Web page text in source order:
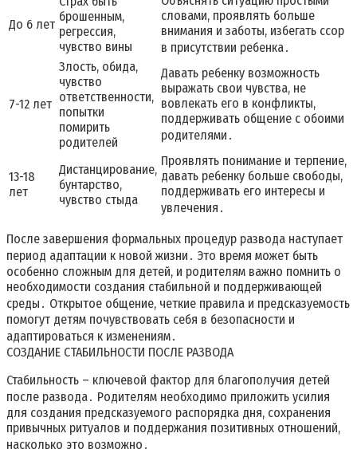
До 6 лет
брошенным,
регрессия,
чувство вины
словами, проявлять больше
внимания и заботы, избегать ссор
в присутствии ребенка․
7-12 лет
Злость, обида,
чувство
ответственности,
попытки
помирить
родителей
Давать ребенку возможность
выражать свои чувства, не
вовлекать его в конфликты,
поддерживать общение с обоими
родителями․
13-18
лет
Дистанцирование,
бунтарство,
чувство стыда
Проявлять понимание и терпение,
давать ребенку больше свободы,
поддерживать его интересы и
увлечения․
После завершения формальных процедур развода наступает
период адаптации к новой жизни․ Это время может быть
особенно сложным для детей, и родителям важно помнить о
необходимости создания стабильной и поддерживающей
среды․ Открытое общение, четкие правила и предсказуемость
помогут детям почувствовать себя в безопасности и
адаптироваться к изменениям․
СОЗДАНИЕ СТАБИЛЬНОСТИ ПОСЛЕ РАЗВОДА
Стабильность – ключевой фактор для благополучия детей
после развода․ Родителям необходимо приложить усилия
для создания предсказуемого распорядка дня, сохранения
привычных ритуалов и поддержания позитивных отношений,
насколько это возможно․